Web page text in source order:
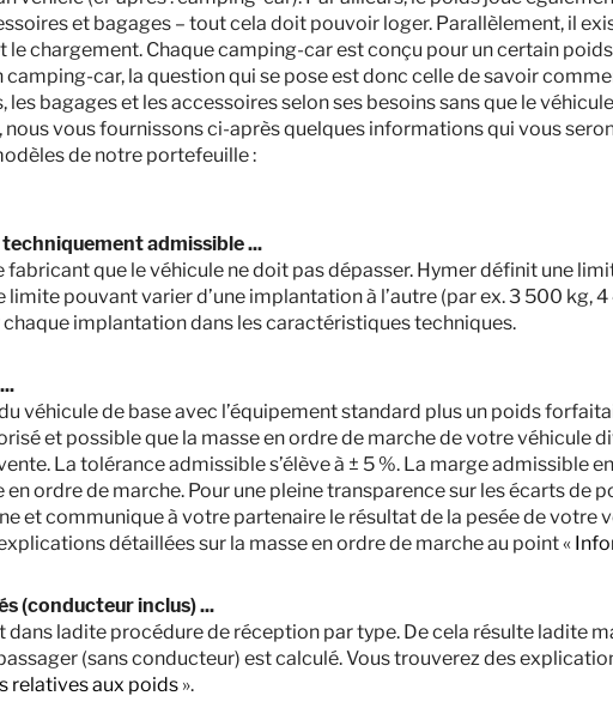
Hymer Redwood 601
71 990,– €
A partir de
2 - 4
Couchages
5,99
m
Longueur
Masse en charge maximale
techniquement admissible*
et bagages – tout cela doit pouvoir loger. Parallèlement, il
chargement. Chaque camping-car est conçu pour un certain
camping-car, la question qui se pose est donc celle de savoir
bagages et les accessoires selon ses besoins sans que le
vous fournissons ci-après quelques informations qui vous
de notre portefeuille :
admissible ...
fabricant que le véhicule ne doit pas dépasser. Hymer définit une
pouvant varier d’une implantation à l’autre (par ex. 3 500 kg,
implantation dans les caractéristiques techniques.
véhicule de base avec l’équipement standard plus un poids
et possible que la masse en ordre de marche de votre véhicule
La tolérance admissible s’élève à ± 5 %. La marge admissible
ordre de marche. Pour une pleine transparence sur les écarts de
et communique à votre partenaire le résultat de la pesée de votre
détaillées sur la masse en ordre de marche au point «
(conducteur inclus) ...
ladite procédure de réception par type. De cela résulte ladite
(sans conducteur) est calculé. Vous trouverez des
relatives aux poids ».